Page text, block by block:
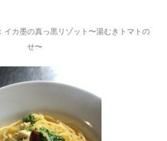
イカ墨の真っ黒リゾット〜湯むきトマトの
せ〜